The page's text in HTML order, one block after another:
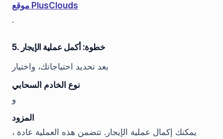
موقع PlusClouds
.
5. خطوة: أكمل عملية الإيجار
بعد تحديد احتياجاتك، واختيار
نوع الخادم السحابي
و
المزود
، يمكنك إكمال عملية الإيجار. تتضمن هذه العملية عادة